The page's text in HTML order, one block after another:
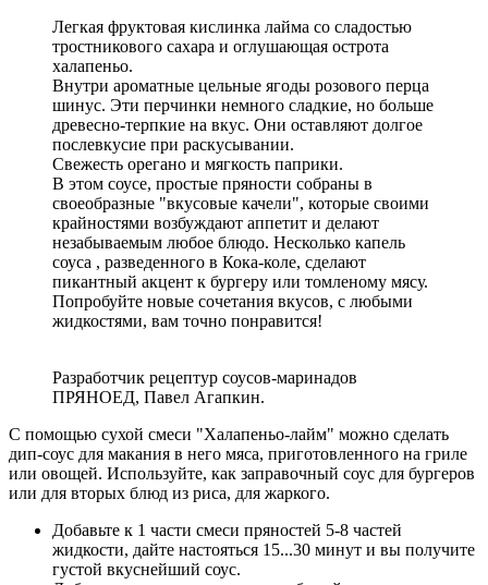
Легкая фруктовая кислинка лайма со сладостью
тростникового сахара и оглушающая острота
халапеньо.
Внутри ароматные цельные ягоды розового перца
шинус. Эти перчинки немного сладкие, но больше
древесно-терпкие на вкус. Они оставляют долгое
послевкусие при раскусывании.
Свежесть орегано и мягкость паприки.
В этом соусе, простые пряности собраны в
своеобразные "вкусовые качели", которые своими
крайностями возбуждают аппетит и делают
незабываемым любое блюдо. Несколько капель
соуса , разведенного в Кока-коле, сделают
пикантный акцент к бургеру или томленому мясу.
Попробуйте новые сочетания вкусов, с любыми
жидкостями, вам точно понравится!
Разработчик рецептур соусов-маринадов
ПРЯНОЕД, Павел Агапкин.
С помощью сухой смеси "Халапеньо-лайм" можно сделать
дип-соус для макания в него мяса, приготовленного на гриле
или овощей. Используйте, как заправочный соус для бургеров
или для вторых блюд из риса, для жаркого.
Добавьте к 1 части смеси пряностей 5-8 частей
жидкости, дайте настояться 15...30 минут и вы получите
густой вкуснейший соус.